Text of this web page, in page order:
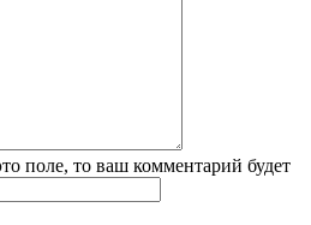
поле, то ваш комментарий будет